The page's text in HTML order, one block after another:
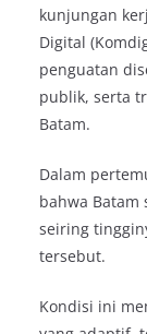
kunjungan
Digital
penguatan
publik, serta
Batam.
Dalam
bahwa Batam
seiring
tersebut.
Kondisi ini